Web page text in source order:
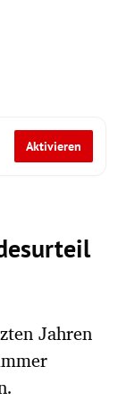
Aktivieren
Jahren